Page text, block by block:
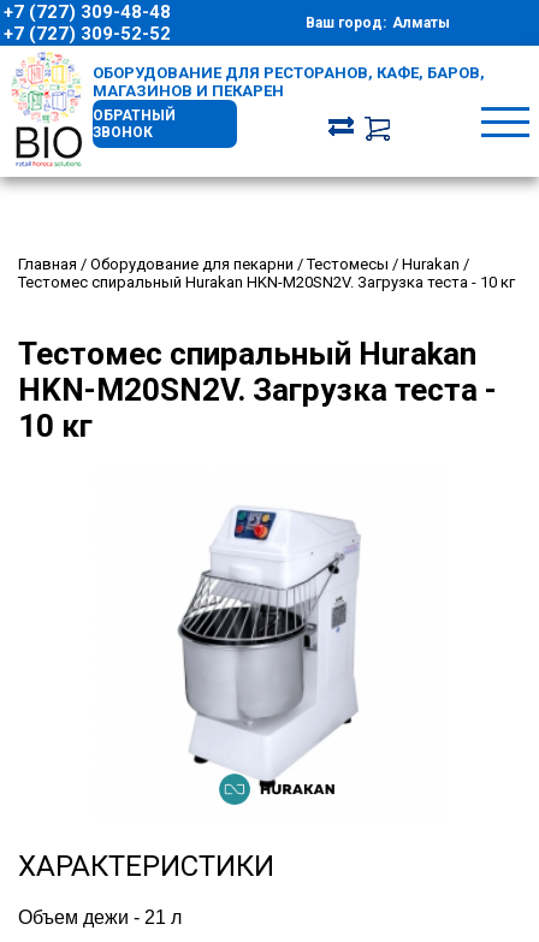
+7 (727) 309-48-48
+7 (727) 309-52-52
Ваш город: Алматы
ОБОРУДОВАНИЕ ДЛЯ РЕСТОРАНОВ, КАФЕ, БАРОВ,
МАГАЗИНОВ И ПЕКАРЕН
ОБРАТНЫЙ
ЗВОНОК
Главная / Оборудование для пекарни /Тестомесы / Hurakan /
Тестомес спиральный Hurakan HKN-M20SN2V. Загрузка теста - 10 кг
Тестомес спиральный Hurakan
HKN-M20SN2V. Загрузка теста -
10 кг
ХАРАКТЕРИСТИКИ
Объем дежи - 21 л